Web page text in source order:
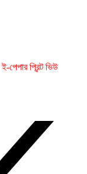
ই-পেপার প্রিন্ট ভিউ